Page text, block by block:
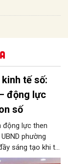
tế số:
động lực
số
động lực then
phường
sáng tạo khi tổ
-